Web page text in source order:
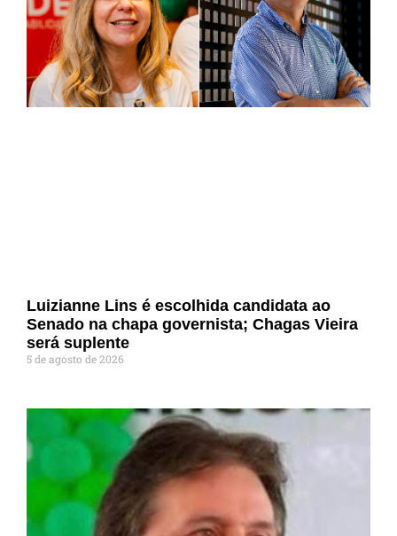
Luizianne Lins é escolhida candidata ao
Senado na chapa governista; Chagas Vieira
será suplente
5 de agosto de 2026